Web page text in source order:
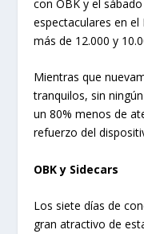
con OBK y el
espectaculares en
más de 12.000 y
Mientras que
tranquilos, sin
un 80% menos de
refuerzo del
OBK y Sidecars
Los siete días de
gran atractivo de